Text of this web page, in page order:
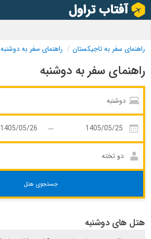
راهنمای سفر به تاجیکستان راهنمای سفر به دوشنبه
راهنمای سفر به دوشنبه
جستجوی هتل
هتل های دوشنبه